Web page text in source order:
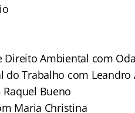
Ambiental com
do Trabalho com Leandro
Raquel Bueno
Maria Christina